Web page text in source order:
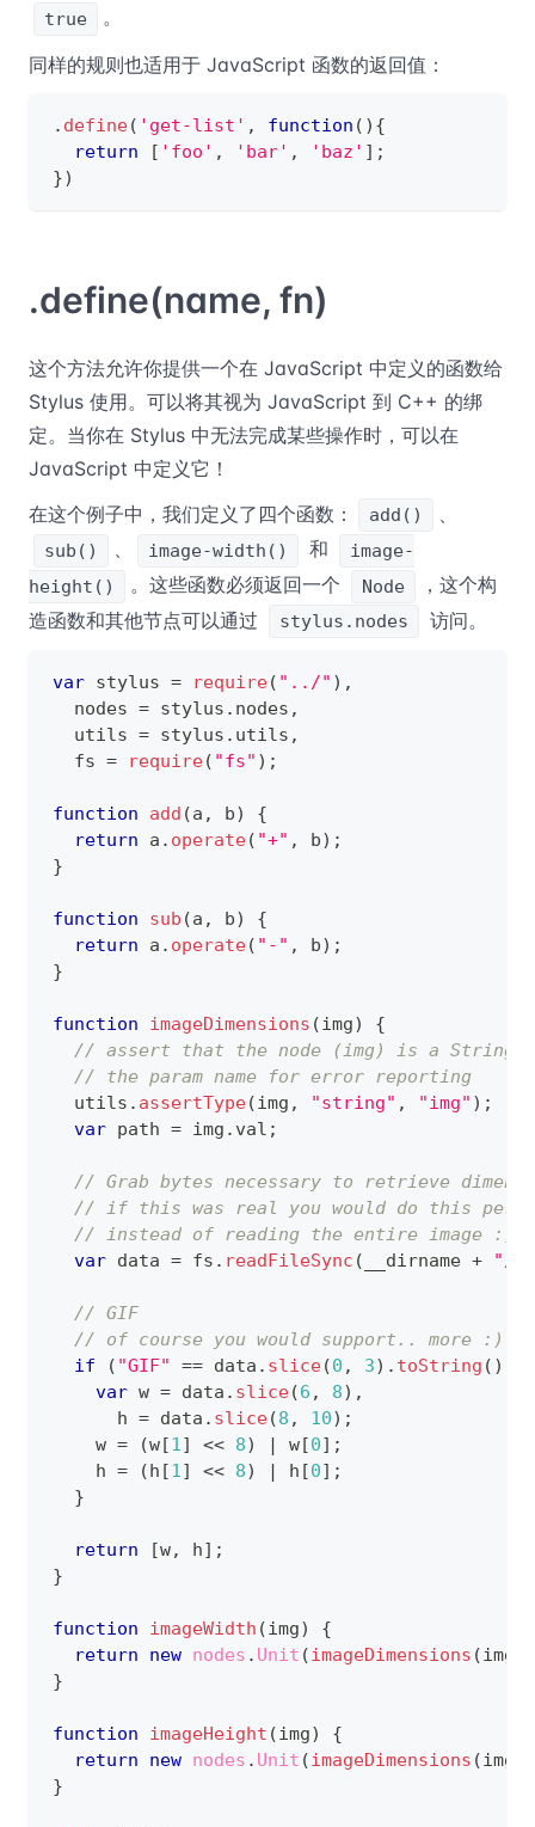
true
。
同样的规则也适用于 JavaScript 函数的返回值：
. define( 'get-list' , function ( ) {
return
[ 'foo' , 'bar' , 'baz' ] ;
})
.define(name, fn)
这个方法允许你提供一个在 JavaScript 中定义的函数给
Stylus 使用。可以将其视为 JavaScript 到 C++ 的绑
定。当你在 Stylus 中无法完成某些操作时，可以在
JavaScript 中定义它！
在这个例子中，我们定义了四个函数：
add()
sub() 、 image-width() 和
image-
height()
。这些函数必须返回一个 Node
，这个构
造函数和其他节点可以通过
stylus.nodes 访问。
var stylus = require( "../" ) ,
  nodes
= stylus . nodes ,
  utils
= stylus . utils ,
  fs
= require( "fs" ) ;
function add (a , b)
{
return a . operate( "+" , b) ;
}
function sub (a , b)
{
return a . operate( "-" , b) ;
}
function imageDimensions (img)
{
// assert that the node (img) is a String
// the param name for error reporting
  utils
. assertType(img , "string" , "img" ) ;
var path = img . val ;
// Grab bytes necessary to retrieve
// if this was real you would do this per
// instead of reading the entire image :)
var data = fs . readFileSync ( __dirname + "/"
// GIF
// of course you would support.. more :)
if
( "GIF" == data . slice(0 , 3) . toString ( )
var w = data . slice(6 , 8) ,
      h
= data . slice(8 , 10) ;
    w
= (w [1] << 8) w [0] ;
    h
= ( h [1] << 8) h [0] ;
}
return [w, h] ;
}
function imageWidth (img)
{
return
new nodes . Unit (imageDimensions (img
}
function imageHeight (img)
{
return
new nodes . Unit (imageDimensions (img
}